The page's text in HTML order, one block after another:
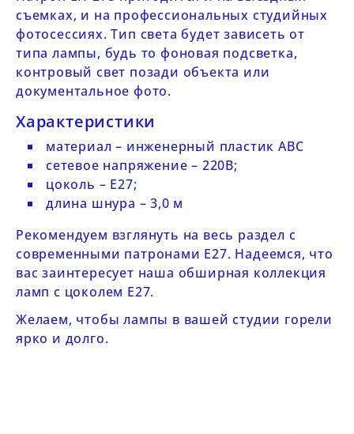
съемках, и на профессиональных студийных
фотосессиях. Тип света будет зависеть от
типа лампы, будь то фоновая подсветка,
контровый свет позади объекта или
документальное фото.
Характеристики
материал – инженерный пластик ABC
сетевое напряжение – 220В;
цоколь – E27;
длина шнура – 3,0 м
Рекомендуем взглянуть на весь раздел с
современными патронами E27. Надеемся, что
вас заинтересует наша обширная коллекция
ламп с цоколем E27.
Желаем, чтобы лампы в вашей студии горели
ярко и долго.